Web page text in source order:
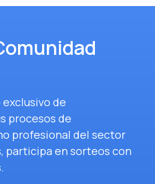
de
procesos de
profesional del sector
participa en sorteos con